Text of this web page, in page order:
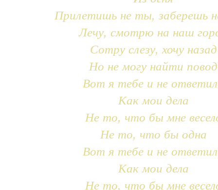
Прилетишь не ты, заберешь
Лечу, смотрю на наш
Сотру слезу, хочу назад
Но не могу найти повод
Вот я тебе и не
Как мои дела
Не то, что бы мне
Не то, что бы одна
Вот я тебе и не
Как мои дела
Не то, что бы мне